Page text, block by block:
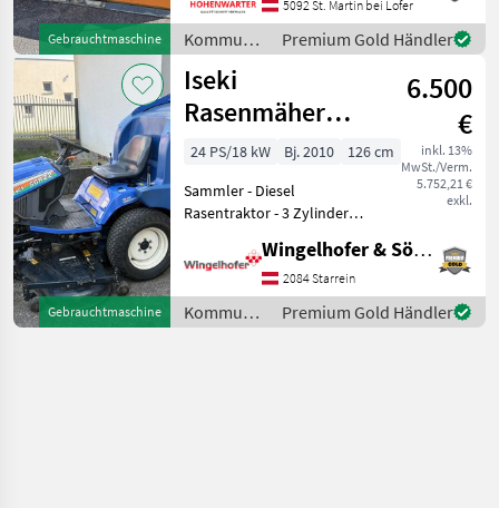
Gebrauchtmaschine
Pflugscharen. *Anbau 3
Punkt *Räumbreite: 2, 65 m
*3-scharige Ausführung *3,
10 m Pflugbreite
5092 St. Martin bei Lofer
Kommunalgeräte
/ Sonstige
Premium Gold Händler
Gebrauchtmaschine
Iseki
Rasenmäher
SFR22 14200
6.500
€
inkl. 13%
MwSt./Verm.
5.752,21 €
exkl.
24 PS/18 kW Bj. 2010
126 cm
Sammler - Diesel
Rasentraktor - 3 Zylinder
Hydrostatgetriebe -
Vorwärtsgeschwindikeit 16,
5 km/h -
Rückwärtsgeschwindikeit:
Wingelhofer & Söhne GmbH
2084 Starrein
Kommunalgeräte
/ Iseki
Premium Gold Händler